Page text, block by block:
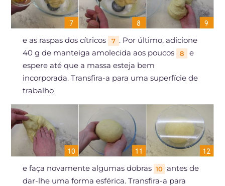
e as raspas dos cítricos 7 . Por último, adicione
40 g de manteiga amolecida aos poucos
8
e
espere até que a massa esteja bem
incorporada. Transfira-a para uma superfície de
trabalho
e faça novamente algumas dobras 10 antes de
dar-lhe uma forma esférica. Transfira-a para